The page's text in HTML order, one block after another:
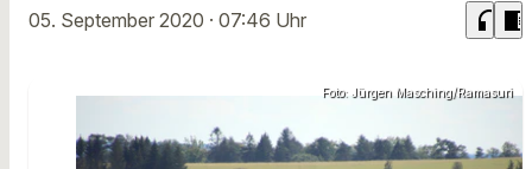
05. September 2020 · 07:46 Uhr headphones chrome_reader_mode
Foto: Jürgen Masching/Ramasuri